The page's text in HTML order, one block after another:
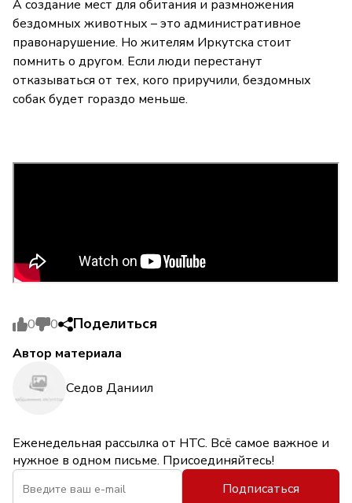
А создание мест для обитания и размножения
бездомных животных – это административное
правонарушение. Но жителям Иркутска стоит
помнить о другом. Если люди перестанут
отказываться от тех, кого приручили, бездомных
собак будет гораздо меньше.
0 0 Поделиться
Автор материала
Седов Даниил
Еженедельная рассылка от НТС. Всё самое важное и
нужное в одном письме. Присоединяйтесь!
Подписаться